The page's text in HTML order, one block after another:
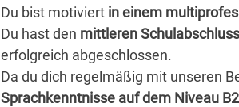
Du bist motiviert in einem
Du hast den mittleren
erfolgreich abgeschlossen.
Da du dich regelmäßig mit unseren
Sprachkenntnisse auf dem Niveau B2